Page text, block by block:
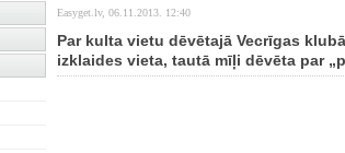
Easyget.lv, 06.11.2013. 12:40
Par kulta vietu dēvētajā Vecrīgas
izklaides vieta, tautā mīļi dēvēta par